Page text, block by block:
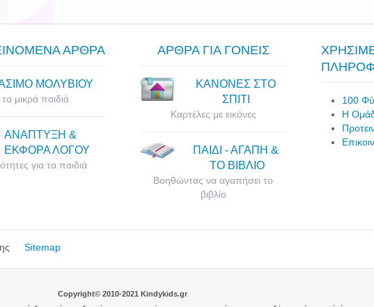
ΑΡΘΡΑ
ΜΟΛΥΒΙΟΥ
τα μικρά παιδιά
ΑΝΑΠΤΥΞΗ &
ΕΚΦΟΡΑ ΛΟΓΟΥ
για τα παιδιά
ΑΡΘΡΑ ΓΙΑ ΓΟΝΕΙΣ
ΚΑΝΟΝΕΣ ΣΤΟ
ΣΠΙΤΙ
Καρτέλες με εικόνες
ΠΑΙΔΙ - ΑΓΑΠΗ &
ΤΟ ΒΙΒΛΙΟ
Βοηθώντας να αγαπήσει το
βιβλίο
100
Η
Sitemap
Copyright© 2010-2021 Kindykids.gr